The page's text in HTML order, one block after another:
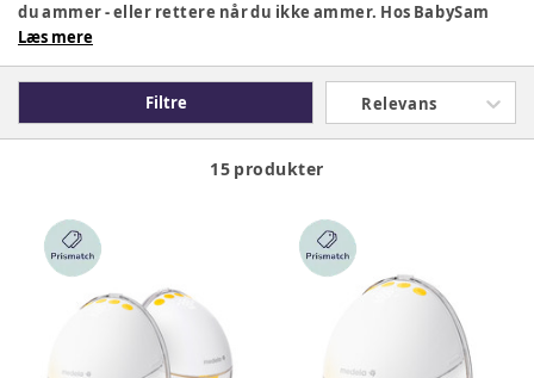
du ammer - eller rettere når du ikke ammer. Hos BabySam
har vi både manuelle brystpumper og elektriske
Læs mere
Filtre Relevans
15 produkter